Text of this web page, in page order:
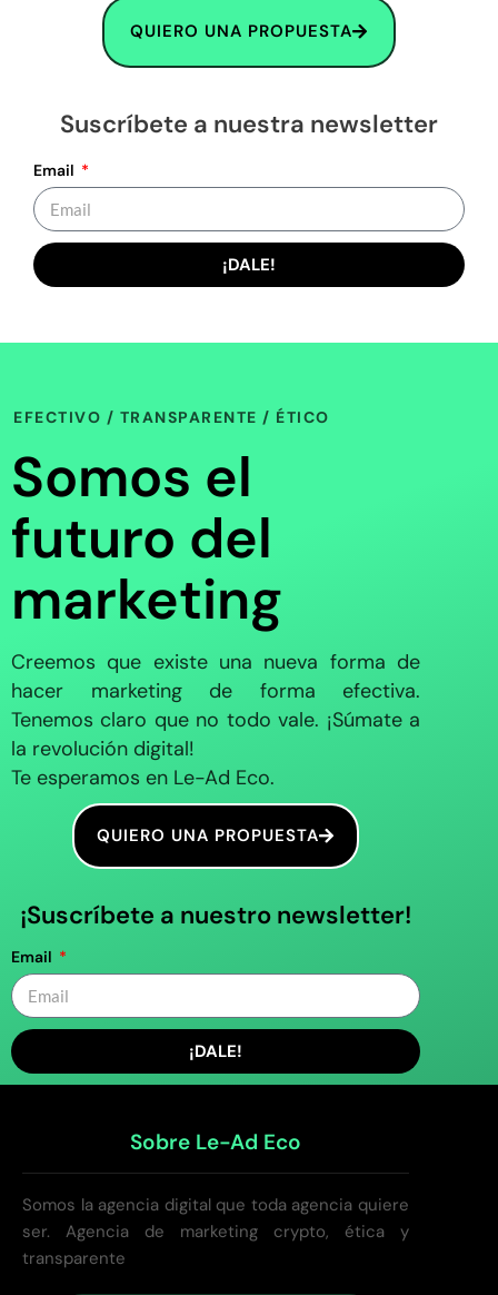
QUIERO UNA PROPUESTA
Suscríbete a nuestra newsletter
Email
¡DALE!
EFECTIVO / TRANSPARENTE / ÉTICO
Somos el
futuro del
marketing
Creemos que existe una nueva forma de
hacer marketing de forma efectiva.
Tenemos claro que no todo vale. ¡Súmate a
la revolución digital!
Te esperamos en Le-Ad Eco.
QUIERO UNA PROPUESTA
¡Suscríbete a nuestro newsletter!
Email
¡DALE!
Sobre Le-Ad Eco
Somos la agencia digital que toda agencia quiere
ser. Agencia de marketing crypto, ética y
transparente